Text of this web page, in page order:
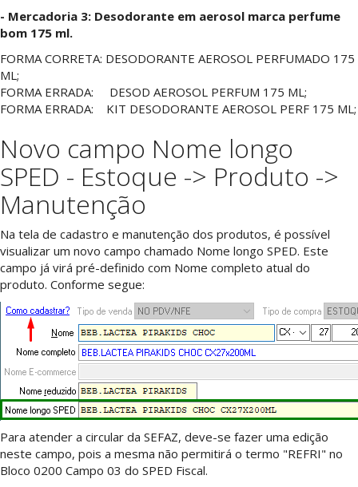
- Mercadoria 3: Desodorante em aerosol marca perfume
bom 175 ml.
FORMA CORRETA: DESODORANTE AEROSOL PERFUMADO 175
ML;
FORMA ERRADA: DESOD AEROSOL PERFUM 175 ML;
FORMA ERRADA: KIT DESODORANTE AEROSOL PERF 175 ML;
Novo campo Nome longo
SPED - Estoque -> Produto ->
Manutenção
Na tela de cadastro e manutenção dos produtos, é possível
visualizar um novo campo chamado Nome longo SPED. Este
campo já virá pré-definido com Nome completo atual do
produto. Conforme segue:
Para atender a circular da SEFAZ, deve-se fazer uma edição
neste campo, pois a mesma não permitirá o termo "REFRI" no
Bloco 0200 Campo 03 do SPED Fiscal.